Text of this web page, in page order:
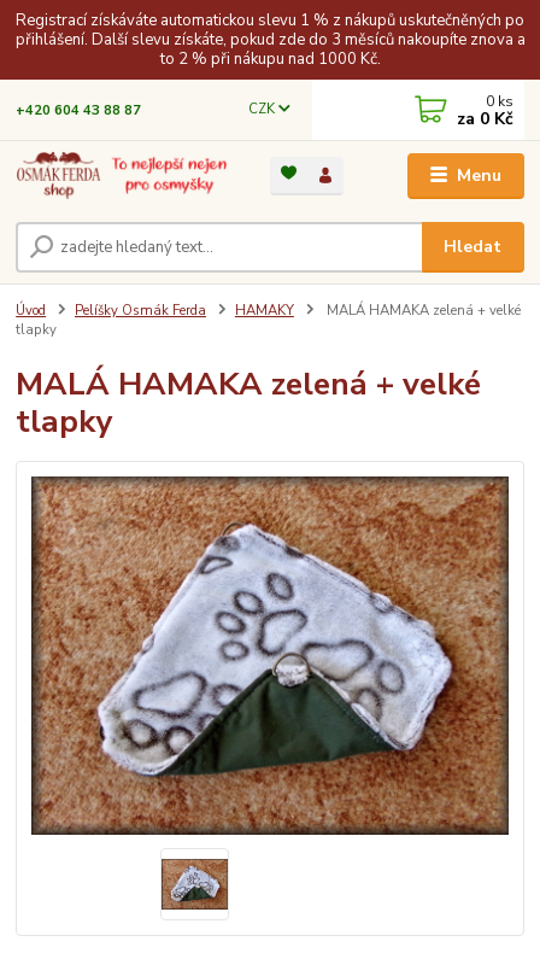
Registrací získáváte automatickou slevu 1 % z nákupů uskutečněných po
přihlášení. Další slevu získáte, pokud zde do 3 měsíců nakoupíte znova a
to 2 % při nákupu nad 1000 Kč.
Menu
CZK
Hledat
+420 604 43 88 87 0 ks
za 0 Kč
Úvod Pelíšky Osmák Ferda HAMAKY
MALÁ HAMAKA zelená + velké
tlapky
MALÁ HAMAKA zelená + velké
tlapky